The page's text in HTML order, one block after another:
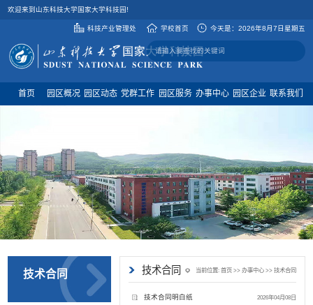
欢迎来到山东科技大学国家大学科技园!
科技产业管理处 学校首页 今天是： 2026年8月7日星期五
首页 园区概况 园区动态 党群工作 园区服务 办事中心 园区企业 联系我们
技术合同 技术合同 当前位置: 首页>> 办事中心>> 技术合同
技术合同明白纸 2026年04月08日